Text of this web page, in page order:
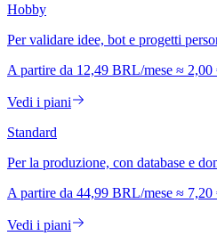
Hobby
Per validare idee, bot e progetti
A partire da 12,49 BRL/mese ≈ 2,00
Vedi i piani
Standard
Per la produzione, con database e
A partire da 44,99 BRL/mese ≈ 7,20
Vedi i piani